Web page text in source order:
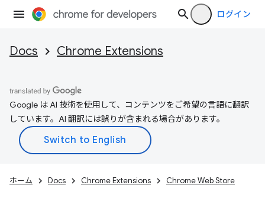
ログイン
Docs Chrome Extensions
Google は AI 技術を使用して、コンテンツをご希望の言語に翻訳
しています。AI 翻訳には誤りが含まれる場合があります。
ホーム Docs Chrome Extensions Chrome Web Store